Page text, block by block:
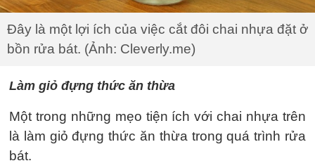
Đây là một lợi ích của việc cắt đôi chai nhựa đặt ở
bồn rửa bát. (Ảnh: Cleverly.me)
Làm giỏ đựng thức ăn thừa
Một trong những mẹo tiện ích với chai nhựa trên
là làm giỏ đựng thức ăn thừa trong quá trình rửa
bát.